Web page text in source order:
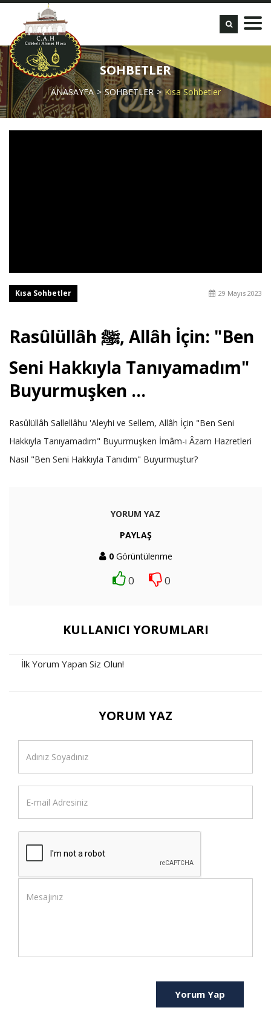
SOHBETLER
ANASAYFA SOHBETLER Kısa Sohbetler
Kısa Sohbetler 29 Mayıs 2023
Rasûlüllâh ﷺ, Allâh İçin: "Ben
Seni Hakkıyla Tanıyamadım"
Buyurmuşken ...
Rasûlüllâh Sallellâhu 'Aleyhi ve Sellem, Allâh İçin "Ben Seni
Hakkıyla Tanıyamadım" Buyurmuşken İmâm-ı Âzam Hazretleri
Nasıl "Ben Seni Hakkıyla Tanıdım" Buyurmuştur?
YORUM YAZ
PAYLAŞ
0Görüntülenme
0 0
KULLANICI YORUMLARI
İlk Yorum Yapan Siz Olun!
YORUM YAZ
Yorum Yap